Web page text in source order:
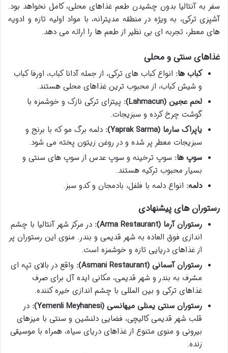
سفر به آنتالیا بدون چشیدن طعم غذاهای محلی، کامل نخواهد بود.
آشپزی ترکی، به ویژه در منطقه مدیترانه، با مواد اولیه تازه و ادویه
های معطر، تجربه ای بی نظیر از طعم ها را ارائه می دهد.
غذاهای سنتی و محلی
کباب ها: انواع کباب های ترکی، از جمله آدانا کباب، اورفا کباب
و شیش کباب، از محبوب ترین غذاهای محلی هستند.
لحم عجین (Lahmacun):
پیتزای ترکی نازک و خوشمزه با
گوشت چرخ کرده و سبزیجات.
یاپراک سارما (Yaprak Sarma):
دلمه برگ مو که با برنج و
سبزیجات معطر پر شده و در روغن زیتون پخته می شود.
سوپ ها: سوپ ترخینه و سوپ عدس از سوپ های سنتی و
بسیار محبوب ترکیه هستند.
دلمه: انواع دلمه با فلفل، بادمجان و کدو سبز.
رستوران های پیشنهادی
رستوران آرما (Arma Restaurant):
در مرکز شهر آنتالیا با چشم
اندازی فوق العاده به شهر قدیمی و بندر. منوی این رستوران پر
از غذاهای دریایی تازه و خوشمزه است.
رستوران آسمانی (Asmani Restaurant):
واقع در بالای تپه ای
مشرف به بندر و شهر قدیمی، مکانی ایده آل برای صرف
غذاهای ترکی و بین المللی با چشم اندازی خیره کننده.
رستوران سنتی یمنلی میهانسی (Yemenli Meyhanesi):
در
قلب شهر قدیمی کالیچی، فضایی دلنشین و سنتی با میزهای
بیرونی و منوی متنوع از غذاهای دریای سیاه، همراه با موسیقی
زنده.